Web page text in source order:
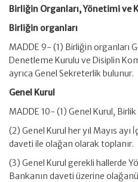
Birliğin Organları, Yönetimi ve
Birliğin organları
MADDE 9- (1) Birliğin organları
Denetleme Kurulu ve Disiplin
ayrıca Genel Sekreterlik bulunur.
Genel Kurul
MADDE 10- (1) Genel Kurul,
(2) Genel Kurul her yıl Mayıs
daveti ile olağan olarak toplanır.
(3) Genel Kurul gerekli hallerde
Bankanın daveti üzerine